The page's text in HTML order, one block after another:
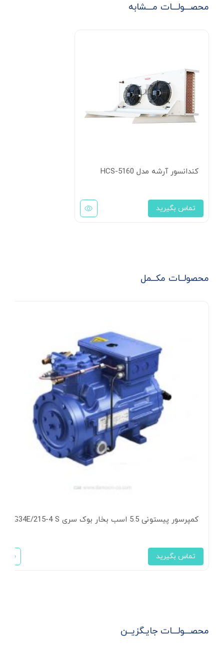
محصـــولـــات مـــشابه
کندانسور آرشه مدل HCS-5160
تماس بگیرید
محصولــات مکــمل
کمپرسور پیستونی 5.5 اسب بخار بوک سری HG34E/215-4 S
تماس بگیرید
محصـــولـــات جایـگزیــن